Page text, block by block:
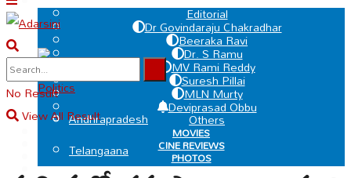
Editorial
Dr Govindaraju Chakradhar
Beeraka Ravi
Dr. S Ramu
MV Rami Reddy
Suresh Pillai
MLN Murty
Deviprasad Obbu
Others
MOVIES
CINE REVIEWS
PHOTOS
VIDEOS
.
Politics
Andhrapradesh
Telangaana
No Result
View All Result